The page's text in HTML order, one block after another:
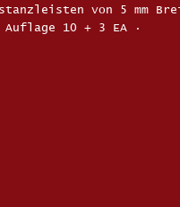
von 5 mm
10 + 3 EA ·